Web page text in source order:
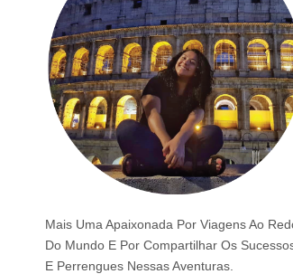
Mais Uma Apaixonada Por Viagens Ao
Do Mundo E Por Compartilhar Os
E Perrengues Nessas Aventuras.